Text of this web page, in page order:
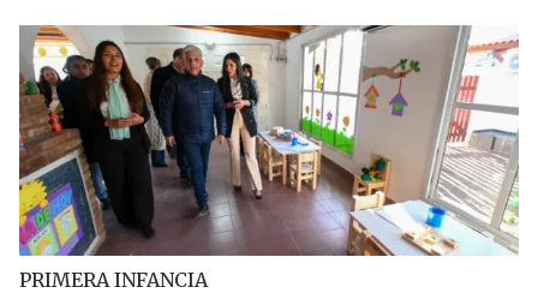
PRIMERA INFANCIA